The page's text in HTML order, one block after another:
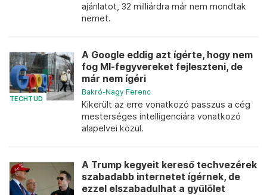
ajánlatot, 32 milliárdra már nem mondtak
nemet.
TECHTUD
A Google eddig azt ígérte, hogy nem
fog MI-fegyvereket fejleszteni, de
már nem ígéri
Bakró-Nagy Ferenc
Kikerült az erre vonatkozó passzus a cég
mesterséges intelligenciára vonatkozó
alapelvei közül.
A Trump kegyeit kereső techvezérek
szabadabb internetet ígérnek, de
ezzel elszabadulhat a gyűlölet